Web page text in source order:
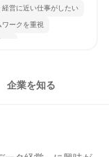
経営に近い仕事がしたい
ワークを重視
る
企業を知る